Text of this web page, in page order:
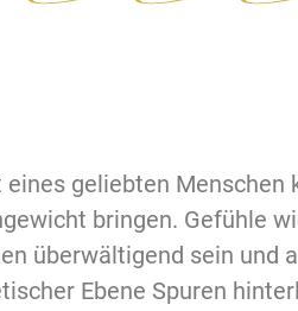
eines geliebten Menschen
bringen. Gefühle
überwältigend sein und
Ebene Spuren